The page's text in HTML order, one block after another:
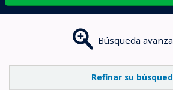
Búsqueda
Refinar su